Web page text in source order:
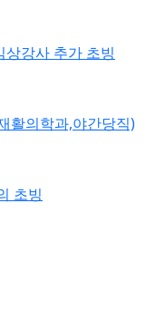
강사 추가 초빙
활의학과,야간당직)
초빙